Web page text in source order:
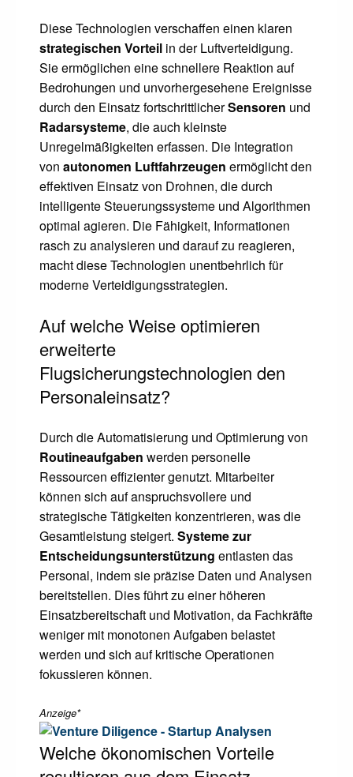
Diese Technologien verschaffen einen klaren
strategischen Vorteil in der Luftverteidigung.
Sie ermöglichen eine schnellere Reaktion auf
Bedrohungen und unvorhergesehene Ereignisse
durch den Einsatz fortschrittlicherSensoren und
Radarsysteme, die auch kleinste
Unregelmäßigkeiten erfassen. Die Integration
von autonomen Luftfahrzeugen ermöglicht den
effektiven Einsatz von Drohnen, die durch
intelligente Steuerungssysteme und Algorithmen
optimal agieren. Die Fähigkeit, Informationen
rasch zu analysieren und darauf zu reagieren,
macht diese Technologien unentbehrlich für
moderne Verteidigungsstrategien.
Auf welche Weise optimieren
erweiterte
Flugsicherungstechnologien den
Personaleinsatz?
Durch die Automatisierung und Optimierung von
Routineaufgaben werden personelle
Ressourcen effizienter genutzt. Mitarbeiter
können sich auf anspruchsvollere und
strategische Tätigkeiten konzentrieren, was die
Gesamtleistung steigert. Systeme zur
Entscheidungsunterstützung entlasten das
Personal, indem sie präzise Daten und Analysen
bereitstellen. Dies führt zu einer höheren
Einsatzbereitschaft und Motivation, da Fachkräfte
weniger mit monotonen Aufgaben belastet
werden und sich auf kritische Operationen
fokussieren können.
Anzeige*
Welche ökonomischen Vorteile